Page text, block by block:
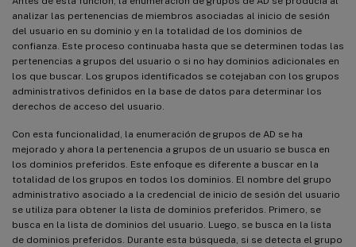
analizar las pertenencias de miembros asociadas al inicio de sesión
del usuario en su dominio y en la totalidad de los dominios de
confianza. Este proceso continuaba hasta que se determinen todas las
pertenencias a grupos del usuario o si no hay dominios adicionales en
los que buscar. Los grupos identificados se cotejaban con los grupos
administrativos definidos en la base de datos para determinar los
derechos de acceso del usuario.
Con esta funcionalidad, la enumeración de grupos de AD se ha
mejorado y ahora la pertenencia a grupos de un usuario se busca en
los dominios preferidos. Este enfoque es diferente a buscar en la
totalidad de los grupos en todos los dominios. El nombre del grupo
administrativo asociado a la credencial de inicio de sesión del usuario
se utiliza para obtener la lista de dominios preferidos. Primero, se
busca en la lista de dominios del usuario. Luego, se busca en la lista
de dominios preferidos. Durante esta búsqueda, si se detecta el grupo